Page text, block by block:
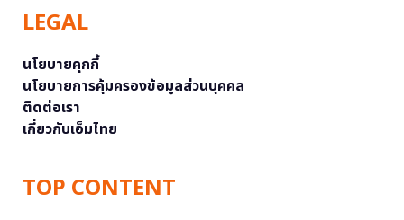
LEGAL
นโยบายคุกกี้
นโยบายการคุ้มครองข้อมูลส่วนบุคคล
ติดต่อเรา
เกี่ยวกับเอ็มไทย
TOP CONTENT